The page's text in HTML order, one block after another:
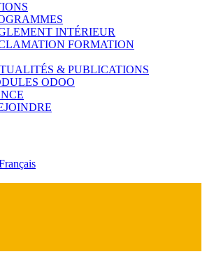
INTÉRIEUR
FORMATION
& PUBLICATIONS
ODOO